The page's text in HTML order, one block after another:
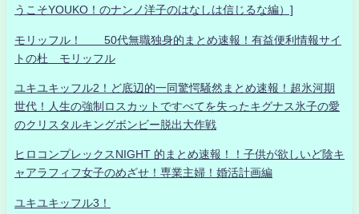
うこそYOUKO！のナンノ洋子のはなしは信じるな編）]
モリッフル！ 50代無職独身的まとめ速報！有益便利情報サイ
トの杜 モリッフル
ユキユキッフル2！ど底辺的一同驚愕騒然まとめ速報！超氷河期
世代！人生の強制ロスカットですべてを失ったキグナス氷子の愛
のクリスタルキングボンビー脱出大作戦
ヒロコンプレックスNIGHT 的まとめ速報！！子供が欲しいど陰キ
ャアラフィフ女子のめざせ！専業主婦！婚活計画編
ユキユキッフル3！